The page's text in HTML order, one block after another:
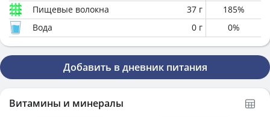
Пищевые волокна
37 г 185%
Вода
0 г 0%
Добавить в дневник питания
Витамины и минералы